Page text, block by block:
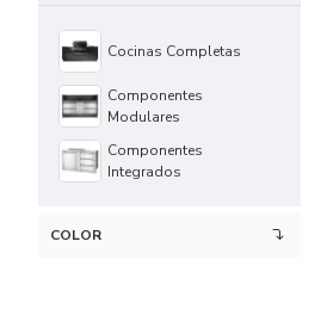
Cocinas Completas
Componentes
Modulares
Componentes
Integrados
COLOR